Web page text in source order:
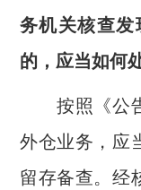
务机关核查发
的，应当如何
按照《公告
外仓业务，应
留存备查。经